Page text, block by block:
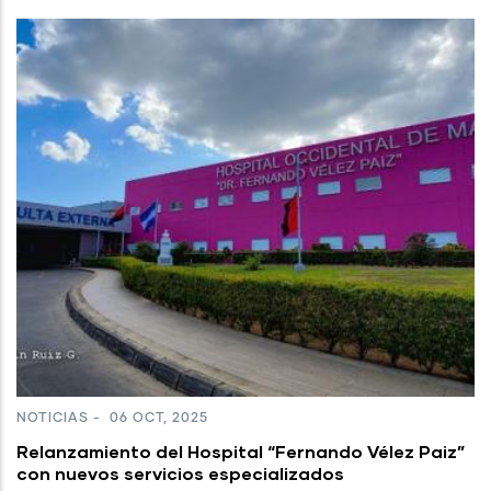
NOTICIAS - 06 OCT, 2025
Relanzamiento del Hospital “Fernando Vélez Paiz”
con nuevos servicios especializados